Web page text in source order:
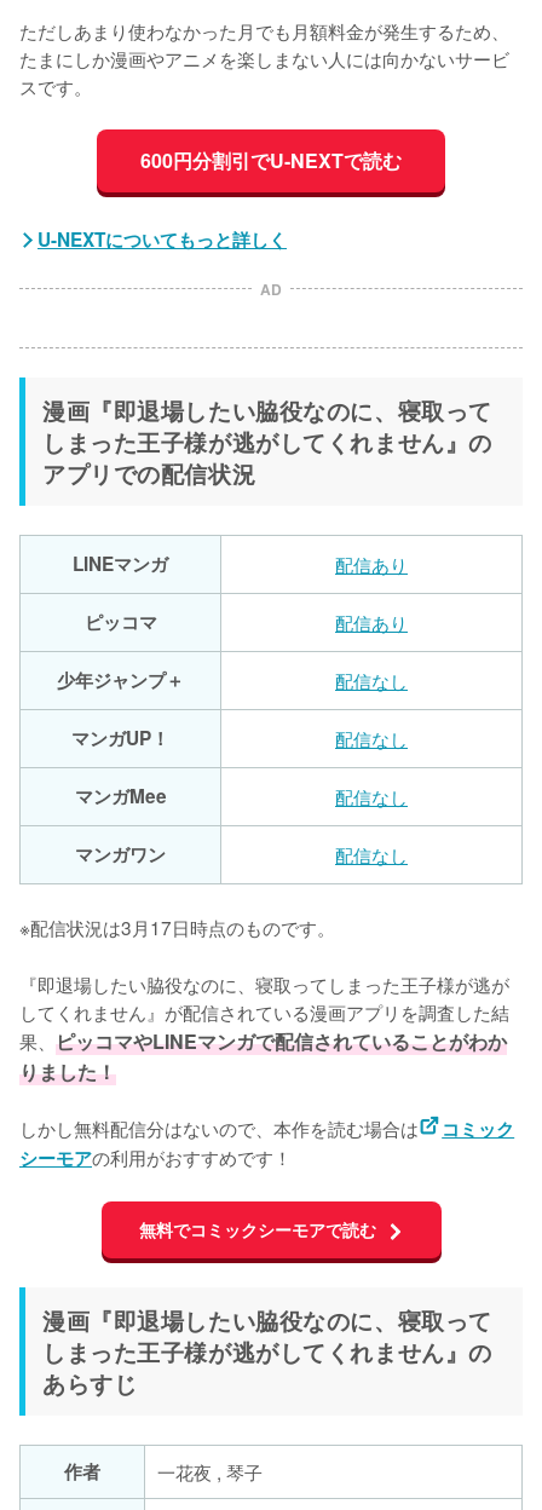
ただしあまり使わなかった月でも月額料金が発生するため、
たまにしか漫画やアニメを楽しまない人には向かないサービ
スです。
600円分割引でU-NEXTで読む
U-NEXTについてもっと詳しく
AD
漫画『即退場したい脇役なのに、寝取って
しまった王子様が逃がしてくれません』の
アプリでの配信状況
LINEマンガ 配信あり
ピッコマ 配信あり
少年ジャンプ＋ 配信なし
マンガUP！ 配信なし
マンガMee 配信なし
マンガワン 配信なし
※配信状況は3月17日時点のものです。
『即退場したい脇役なのに、寝取ってしまった王子様が逃が
してくれません』が配信されている漫画アプリを調査した結
果、 ピッコマやLINEマンガで配信されていることがわか
りました！
しかし無料配信分はないので、本作を読む場合は
コミック
シーモアの利用がおすすめです！
無料でコミックシーモアで読む
漫画『即退場したい脇役なのに、寝取って
しまった王子様が逃がしてくれません』の
あらすじ
作者 一花夜 , 琴子